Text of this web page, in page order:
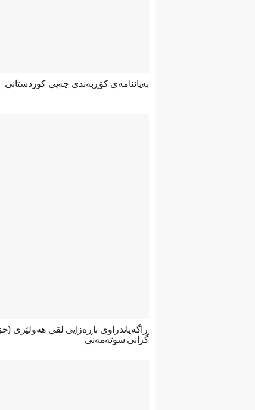
بەیاننامەی کۆڕبەندی چەپی کوردستانی
ڕاگەیاندراوی ناڕەزایی لقی
گرانی سوتەمەنی